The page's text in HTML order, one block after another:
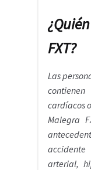
FXT?
Las
cardíacos
Malegra
arterial,